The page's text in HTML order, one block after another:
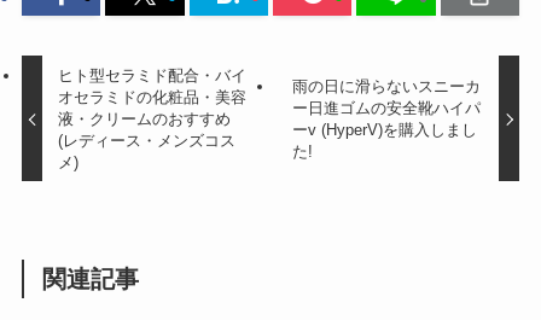
ヒト型セラミド配合・バイ
オセラミドの化粧品・美容
液・クリームのおすすめ
(レディース・メンズコス
メ)
雨の日に滑らないスニーカ
ー日進ゴムの安全靴ハイパ
ーv (HyperV)を購入しまし
た!
関連記事